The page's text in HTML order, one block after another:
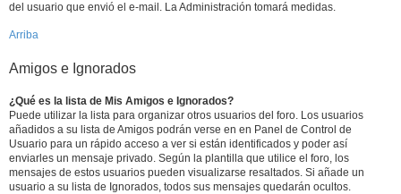
del usuario que envió el e-mail. La Administración tomará medidas.
Arriba
Amigos e Ignorados
¿Qué es la lista de Mis Amigos e Ignorados?
Puede utilizar la lista para organizar otros usuarios del foro. Los usuarios
añadidos a su lista de Amigos podrán verse en en Panel de Control de
Usuario para un rápido acceso a ver si están identificados y poder así
enviarles un mensaje privado. Según la plantilla que utilice el foro, los
mensajes de estos usuarios pueden visualizarse resaltados. Si añade un
usuario a su lista de Ignorados, todos sus mensajes quedarán ocultos.